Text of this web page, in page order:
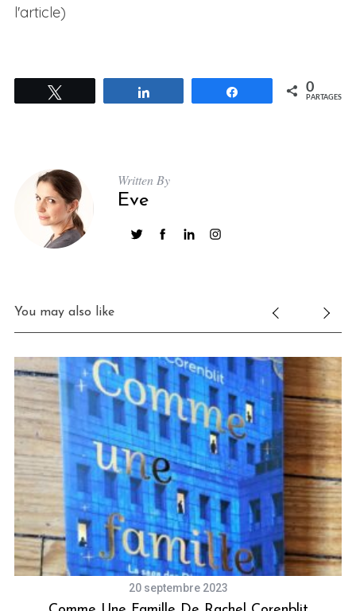
l'article)
Partagez 0
PARTAGES
Written By
Eve
You may also like
20 septembre 2023